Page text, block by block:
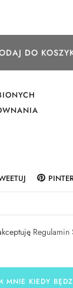
DO
Regulamin
MNIE KIEDY